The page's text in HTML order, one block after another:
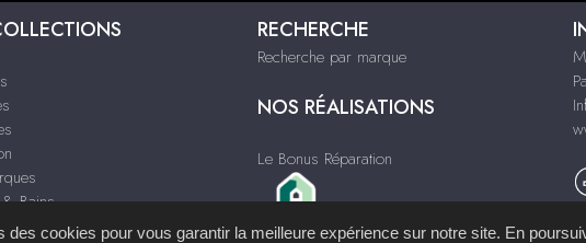
Bains
RECHERCHE
Recherche par marque
NOS RÉALISATIONS
Le Bonus Réparation
cookies pour vous garantir la meilleure expérience sur notre site. En